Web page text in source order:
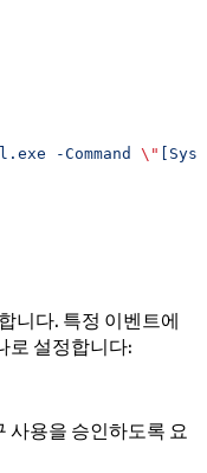
-Command \"
니다. 특정 이벤트에
로 설정합니다:
사용을 승인하도록 요